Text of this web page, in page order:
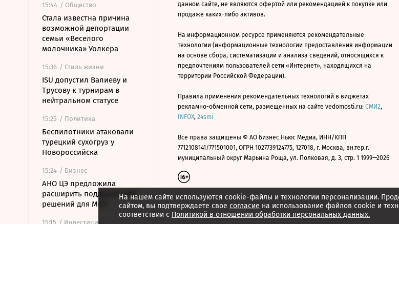
15:44 / Общество
Стала известна причина
возможной депортации
семьи «Веселого
молочника» Уолкера
15:36 / Стиль жизни
ISU допустил Валиеву и
Трусову к турнирам в
нейтральном статусе
15:25 / Политика
Беспилотники атаковали
турецкий сухогруз у
Новороссийска
15:24 / Бизнес
АНО ЦЭ предложила
расширить поддержку ИИ-
решений для МСП
15:15 / Инвестиции
На нашем сайте используются cookie-файлы и технологии персонализации.
сайтом, вы подтверждаете свое согласие на использование файлов cookie и
соответствии с Политикой в отношении обработки персональных данных.
данном сайте, не являются офертой или рекомендацией к покупке или
продаже каких-либо активов.
На информационном ресурсе применяются рекомендательные
технологии (информационные технологии предоставления информации
на основе сбора, систематизации и анализа сведений, относящихся к
предпочтениям пользователей сети «Интернет», находящихся на
территории Российской Федерации).
Правила применения рекомендательных технологий в виджетах
рекламно-обменной сети, размещенных на сайте vedomosti.ru: СМИ2,
INFOX, 24smi
Все права защищены © АО Бизнес Ньюс Медиа, ИНН/КПП
7712108141/771501001, ОГРН 1027739124775, 127018, г. Москва, вн.тер.г.
муниципальный округ Марьина Роща, ул. Полковая, д. 3, стр. 1 1999—2026